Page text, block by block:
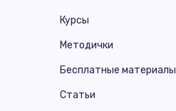
Курсы
Методички
Бесплатные материалы
Статьи